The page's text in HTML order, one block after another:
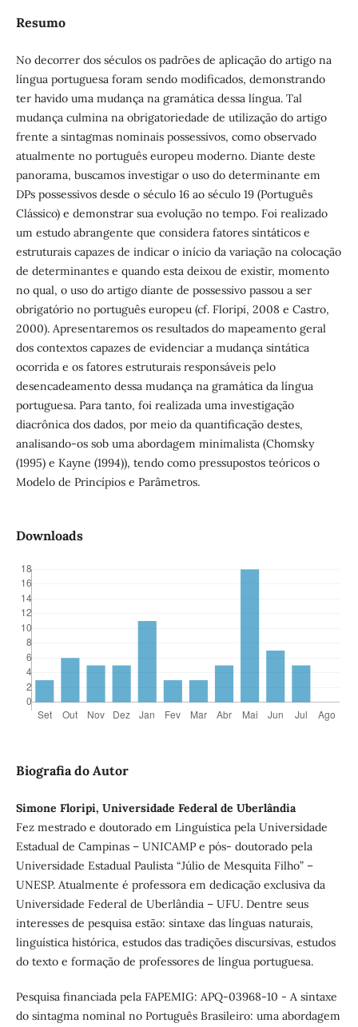
Resumo
No decorrer dos séculos os padrões de aplicação do artigo na
língua portuguesa foram sendo modificados, demonstrando
ter havido uma mudança na gramática dessa língua. Tal
mudança culmina na obrigatoriedade de utilização do artigo
frente a sintagmas nominais possessivos, como observado
atualmente no português europeu moderno. Diante deste
panorama, buscamos investigar o uso do determinante em
DPs possessivos desde o século 16 ao século 19 (Português
Clássico) e demonstrar sua evolução no tempo. Foi realizado
um estudo abrangente que considera fatores sintáticos e
estruturais capazes de indicar o início da variação na colocação
de determinantes e quando esta deixou de existir, momento
no qual, o uso do artigo diante de possessivo passou a ser
obrigatório no português europeu (cf. Floripi, 2008 e Castro,
2000). Apresentaremos os resultados do mapeamento geral
dos contextos capazes de evidenciar a mudança sintática
ocorrida e os fatores estruturais responsáveis pelo
desencadeamento dessa mudança na gramática da língua
portuguesa. Para tanto, foi realizada uma investigação
diacrônica dos dados, por meio da quantificação destes,
analisando-os sob uma abordagem minimalista (Chomsky
(1995) e Kayne (1994)), tendo como pressupostos teóricos o
Modelo de Princípios e Parâmetros.
Downloads
Biografia do Autor
Simone Floripi, Universidade Federal de Uberlândia
Fez mestrado e doutorado em Linguística pela Universidade
Estadual de Campinas – UNICAMP e pós- doutorado pela
Universidade Estadual Paulista “Júlio de Mesquita Filho” –
UNESP. Atualmente é professora em dedicação exclusiva da
Universidade Federal de Uberlândia – UFU. Dentre seus
interesses de pesquisa estão: sintaxe das línguas naturais,
linguística histórica, estudos das tradições discursivas, estudos
do texto e formação de professores de língua portuguesa.
Pesquisa financiada pela FAPEMIG: APQ-03968-10 - A sintaxe
do sintagma nominal no Português Brasileiro: uma abordagem